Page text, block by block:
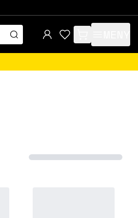
items in cart, view